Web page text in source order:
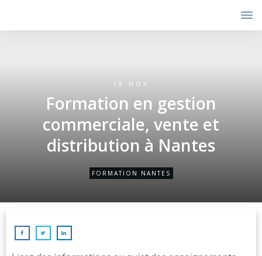
19 NOV
Formation en gestion
commerciale, vente et
distribution à Nantes
FORMATION NANTES